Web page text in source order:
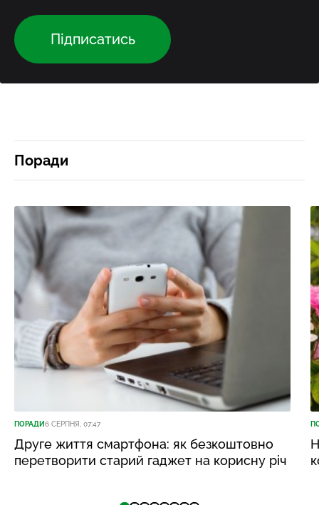
Підписатись
Поради
ПОРАДИ6 СЕРПНЯ, 07:47
Друге життя смартфона: як безкоштовно
перетворити старий гаджет на корисну річ